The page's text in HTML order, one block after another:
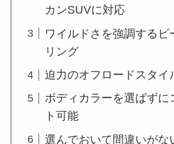
カンSUVに対応
ワイルドさを強調するビ
リング
迫力のオフロードスタイ
ボディカラーを選ばずに
ト可能
選んでおいて間違いがな